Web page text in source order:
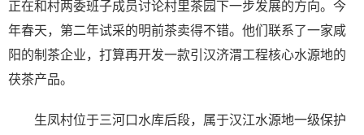
正在和村两委班子成员讨论村里茶园下一步发展的方向。今
年春天，第二年试采的明前茶卖得不错。他们联系了一家咸
阳的制茶企业，打算再开发一款引汉济渭工程核心水源地的
茯茶产品。
生凤村位于三河口水库后段，属于汉江水源地一级保护